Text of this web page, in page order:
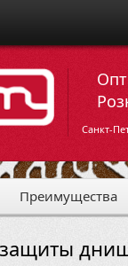
Опт
Санкт-
Преимущества